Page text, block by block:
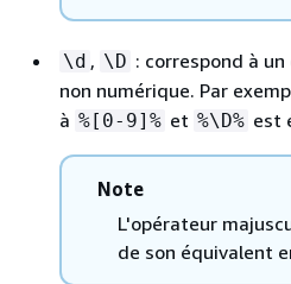
\d , \D : correspond à
non numérique. Par
à %[0-9]% et %\D% est
Note
L'opérateur
de son équivalent